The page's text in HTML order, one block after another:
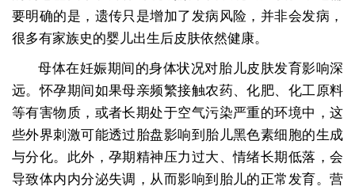
要明确的是，遗传只是增加了发病风险，并非会发病，
很多有家族史的婴儿出生后皮肤依然健康。
母体在妊娠期间的身体状况对胎儿皮肤发育影响深
远。怀孕期间如果母亲频繁接触农药、化肥、化工原料
等有害物质，或者长期处于空气污染严重的环境中，这
些外界刺激可能透过胎盘影响到胎儿黑色素细胞的生成
与分化。此外，孕期精神压力过大、情绪长期低落，会
导致体内内分泌失调，从而影响到胎儿的正常发育。营